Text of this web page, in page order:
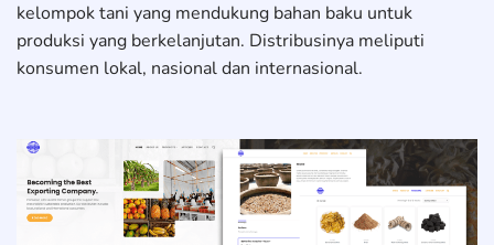
kelompok tani yang mendukung bahan baku untuk
produksi yang berkelanjutan. Distribusinya meliputi
konsumen lokal, nasional dan internasional.